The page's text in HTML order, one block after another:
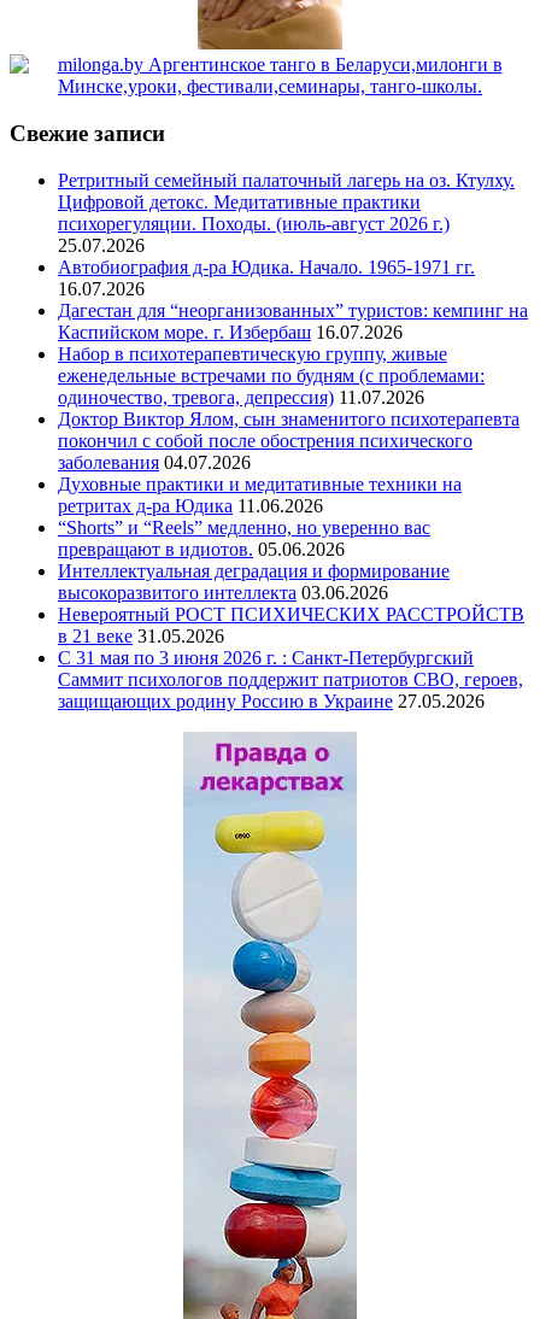
Свежие записи
Ретритный семейный палаточный лагерь на оз. Ктулху.
Цифровой детокс. Медитативные практики
психорегуляции. Походы. (июль-август 2026 г.)
25.07.2026
Автобиография д-ра Юдика. Начало. 1965-1971 гг.
16.07.2026
Дагестан для “неорганизованных” туристов: кемпинг на
Каспийском море. г. Избербаш 16.07.2026
Набор в психотерапевтическую группу, живые
еженедельные встречами по будням (с проблемами:
одиночество, тревога, депрессия) 11.07.2026
Доктор Виктор Ялом, сын знаменитого психотерапевта
покончил с собой после обострения психического
заболевания 04.07.2026
Духовные практики и медитативные техники на
ретритах д-ра Юдика 11.06.2026
“Shorts” и “Reels” медленно, но уверенно вас
превращают в идиотов. 05.06.2026
Интеллектуальная деградация и формирование
высокоразвитого интеллекта 03.06.2026
Невероятный РОСТ ПСИХИЧЕСКИХ РАССТРОЙСТВ
в 21 веке 31.05.2026
С 31 мая по 3 июня 2026 г. : Санкт-Петербургский
Саммит психологов поддержит патриотов СВО, героев,
защищающих родину Россию в Украине 27.05.2026